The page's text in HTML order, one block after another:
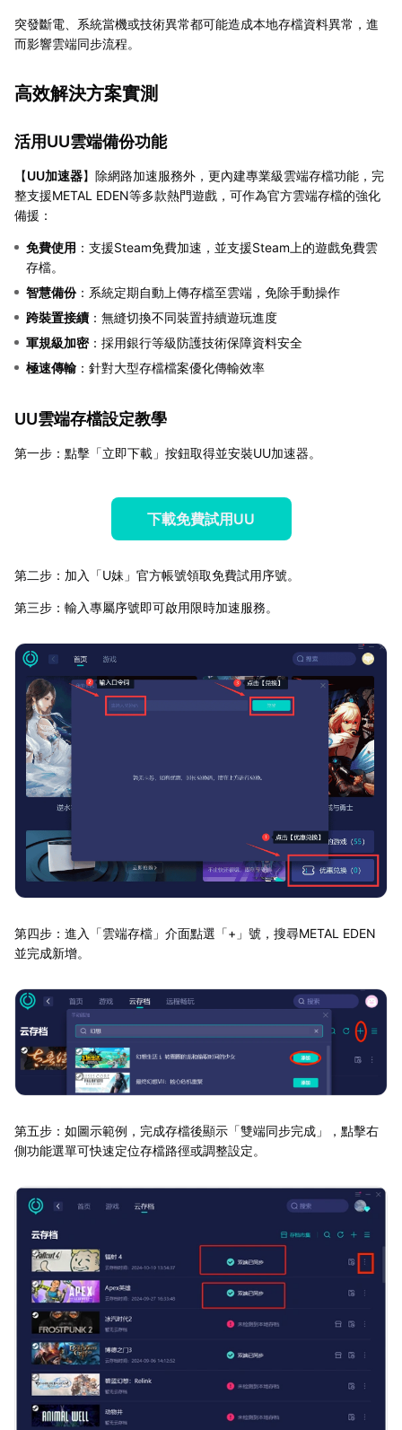
突發斷電、系統當機或技術異常都可能造成本地存檔資料異常，進
而影響雲端同步流程。
高效解決方案實測
活用UU雲端備份功能
【UU加速器】除網路加速服務外，更內建專業級雲端存檔功能，完
整支援METAL EDEN等多款熱門遊戲，可作為官方雲端存檔的強化
備援：
免費使用 ：支援Steam免費加速，並支援Steam上的遊戲免費雲
存檔。
智慧備份：系統定期自動上傳存檔至雲端，免除手動操作
跨裝置接續 ：無縫切換不同裝置持續遊玩進度
軍規級加密：採用銀行等級防護技術保障資料安全
極速傳輸 ：針對大型存檔檔案優化傳輸效率
UU雲端存檔設定教學
第一步：點擊「立即下載」按鈕取得並安裝UU加速器。
下載免費試用UU
第二步：加入「U妹」官方帳號領取免費試用序號。
第三步：輸入專屬序號即可啟用限時加速服務。
第四步：進入「雲端存檔」介面點選「+」號，搜尋METAL EDEN
並完成新增。
第五步：如圖示範例，完成存檔後顯示「雙端同步完成」，點擊右
側功能選單可快速定位存檔路徑或調整設定。